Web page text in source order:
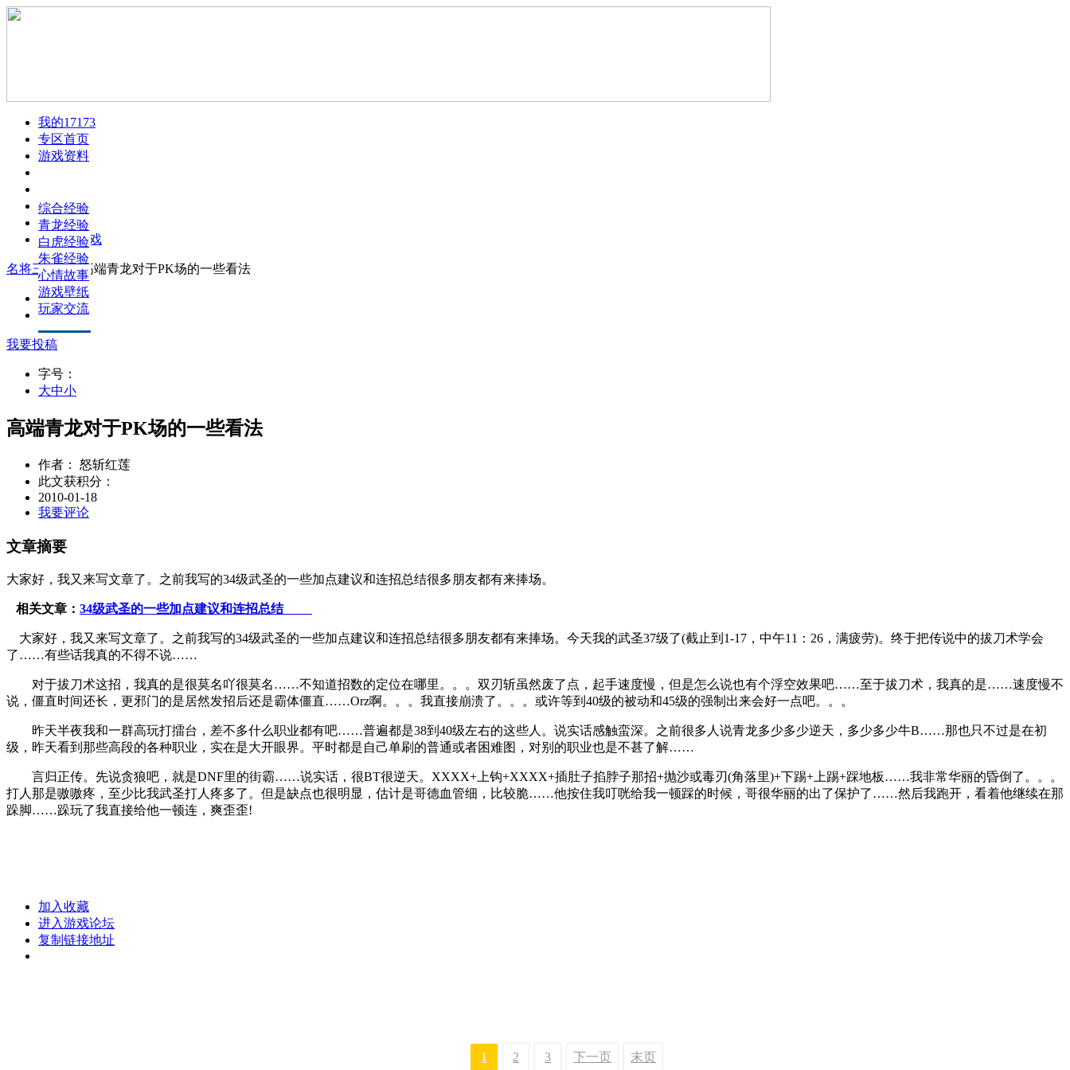
我的17173
专区首页
游戏资料
游戏配置
任务攻略
成就系统
职业漫画
升级指南
生产系统
综合经验
青龙经验
白虎经验
朱雀经验
心情故事
游戏壁纸
玩家交流
游戏截图
火爆论坛
下载此游戏
名将三国> >高端青龙对于PK场的一些看法
正文
评论
我要投稿
字号：
大中小
高端青龙对于PK场的一些看法
作者： 怒斩红莲
此文获积分：
2010-01-18
我要评论
文章摘要
大家好，我又来写文章了。之前我写的34级武圣的一些加点建议和连招总结很多朋友都有来捧场。
相关文章： 34级武圣的一些加点建议和连招总结
大家好，我又来写文章了。之前我写的34级武圣的一些加点建议和连招总结很多朋友都有来捧场。今天我的武圣37级了(截止到1-17，中午11：26，满疲劳)。终于把传说中的拔刀术学会
了……有些话我真的不得不说……
对于拔刀术这招，我真的是很莫名吖很莫名……不知道招数的定位在哪里。。。双刃斩虽然废了点，起手速度慢，但是怎么说也有个浮空效果吧……至于拔刀术，我真的是……速度慢不
说，僵直时间还长，更邪门的是居然发招后还是霸体僵直……Orz啊。。。我直接崩溃了。。。或许等到40级的被动和45级的强制出来会好一点吧。。。
昨天半夜我和一群高玩打擂台，差不多什么职业都有吧……普遍都是38到40级左右的这些人。说实话感触蛮深。之前很多人说青龙多少多少逆天，多少多少牛B……那也只不过是在初
级，昨天看到那些高段的各种职业，实在是大开眼界。平时都是自己单刷的普通或者困难图，对别的职业也是不甚了解……
言归正传。先说贪狼吧，就是DNF里的街霸……说实话，很BT很逆天。XXXX+上钩+XXXX+插肚子掐脖子那招+抛沙或毒刃(角落里)+下踢+上踢+踩地板……我非常华丽的昏倒了。。。
打人那是嗷嗷疼，至少比我武圣打人疼多了。但是缺点也很明显，估计是哥德血管细，比较脆……他按住我叮咣给我一顿踩的时候，哥很华丽的出了保护了……然后我跑开，看着他继续在那
跺脚……跺玩了我直接给他一顿连，爽歪歪!
加入收藏
进入游戏论坛
复制链接地址
1 2 3 下一页 末页